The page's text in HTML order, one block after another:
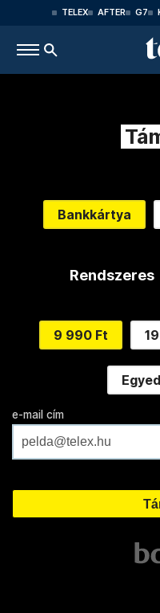
TELEX AFTER G7
Bankkártya
Rendszeres
9 990 Ft
e-mail cím